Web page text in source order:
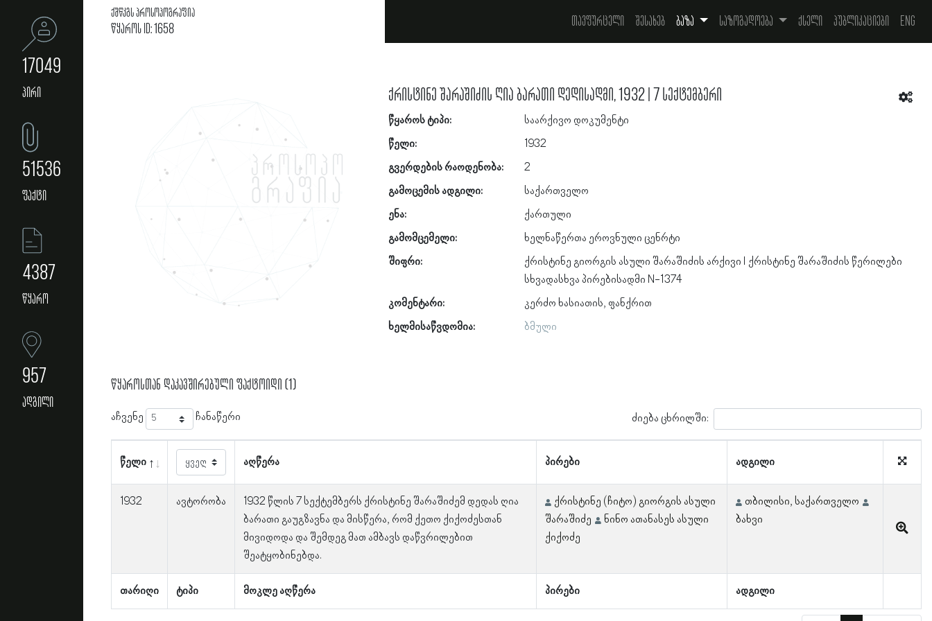
17049
პირი
51536
ფაქტი
4387
წყარო
957
ადგილი
ქშწკგს პროსოპოგრაფია
წყაროს ID: 1658 თავფურცელი შესახებ ბაზა საზოგადოება ქსელი პუბლიკაციები Eng
ქრისტინე შარაშიძის ღია ბარათი დედისადმი, 1932 | 7 სექტემბერი
წყაროს ტიპი:
საარქივო დოკუმენტი
წელი:
1932
გვერდების რაოდენობა:
2
გამოცემის ადგილი:
საქართველო
ენა:
ქართული
გამომცემელი:
ხელნაწერთა ეროვნული ცენრტი
შიფრი:
ქრისტინე გიორგის ასული შარაშიძის არქივი l ქრისტინე შარაშიძის წერილები
სხვადასხვა პირებისადმი N-1374
კომენტარი:
კერძო ხასიათის, ფანქრით
ხელმისაწვდომია:
ბმული
წყაროსთან დაკავშირებული ფაქტოიდი (1)
აჩვენე ჩანაწერი ძიება ცხრილში:
წელი აღწერა პირები ადგილი
თარიღი ტიპი მოკლე აღწერა პირები ადგილი
1932 ავტორობა
1932 წლის 7 სექტემბერს ქრისტინე შარაშიძემ დედას ღია
ბარათი გაუგზავნა და მისწერა, რომ ქეთო ქიქოძესთან
მივიდოდა და შემდეგ მათ ამბავს დაწვრილებით
შეატყობინებდა.
ქრისტინე (ჩიტო) გიორგის ასული
შარაშიძე
ნინო ათანასეს ასული
ქიქოძე
თბილისი, საქართველო
ბახვი